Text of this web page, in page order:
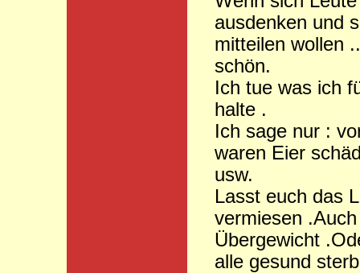
ausdenken und
mitteilen wollen
schön.
Ich tue was ich
halte .
Ich sage nur :
waren Eier
usw.
Lasst euch das
vermiesen
Übergewicht
alle gesund